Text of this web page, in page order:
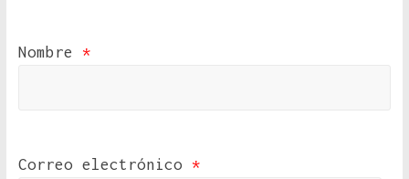
Nombre *
Correo electrónico *